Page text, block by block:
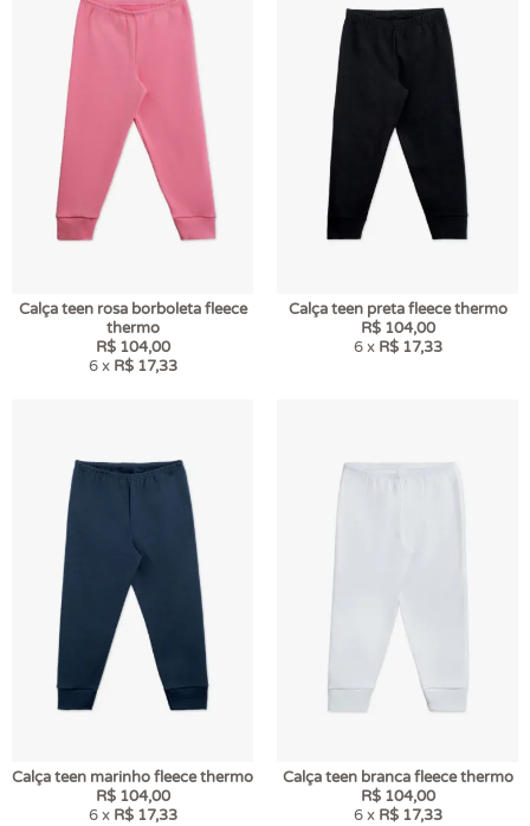
Calça teen rosa borboleta fleece
thermo
R$ 104,00
6 x R$ 17,33
Calça teen preta fleece thermo
R$ 104,00
6 x R$ 17,33
Calça teen marinho fleece thermo
R$ 104,00
6 x R$ 17,33
Calça teen branca fleece thermo
R$ 104,00
6 x R$ 17,33